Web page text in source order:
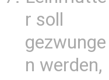
r soll
gezwunge
n werden,